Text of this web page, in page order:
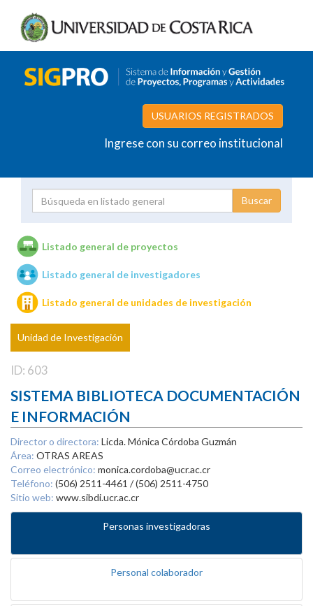
USUARIOS REGISTRADOS
Ingrese con su correo institucional
Unidades de investigación
Listado general de proyectos
Listado general de investigadores
Listado general de unidades de investigación
Unidad de Investigación
ID: 603
SISTEMA BIBLIOTECA DOCUMENTACIÓN
E INFORMACIÓN
Director o directora: Licda. Mónica Córdoba Guzmán
Área: OTRAS AREAS
Correo electrónico: monica.cordoba@ucr.ac.cr
Teléfono: (506) 2511-4461 / (506) 2511-4750
Sitio web: www.sibdi.ucr.ac.cr
Personas investigadoras
Personal colaborador